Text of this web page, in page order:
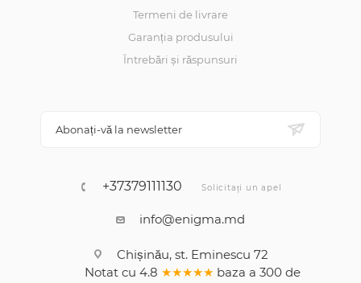
Termeni de livrare
Garanția produsului
Întrebări și răspunsuri
Abonați-vă la newsletter
+37379111130 Solicitați un apel
info@enigma.md
Chișinău, st. Eminescu 72
Notat cu 4.8 ★★★★★ baza a 300 de